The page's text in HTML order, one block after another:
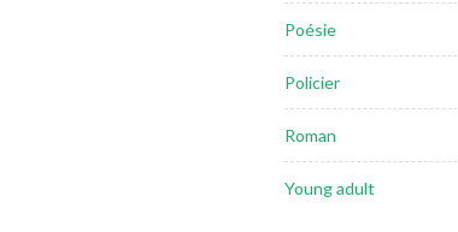
Poésie
Policier
Roman
Young adult